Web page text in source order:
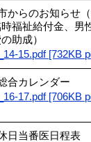
からのお知らせ（
福祉給付金、男
助成）
15.pdf [732KB
合カレンダー
17.pdf [706KB
日当番医日程表